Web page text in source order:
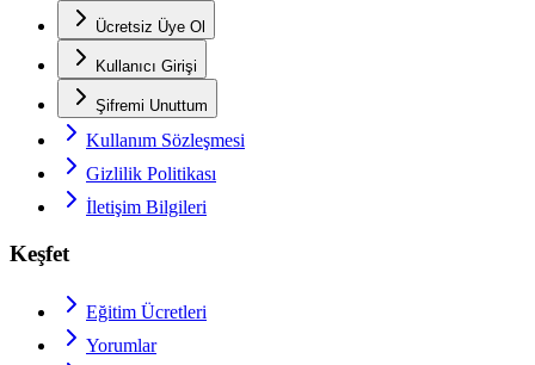
Ücretsiz Üye Ol
Kullanıcı Girişi
Şifremi Unuttum
Kullanım Sözleşmesi
Gizlilik Politikası
İletişim Bilgileri
Keşfet
Eğitim Ücretleri
Yorumlar